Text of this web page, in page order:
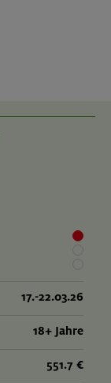
17.-22.03.26
18+ Jahre
551.7 €